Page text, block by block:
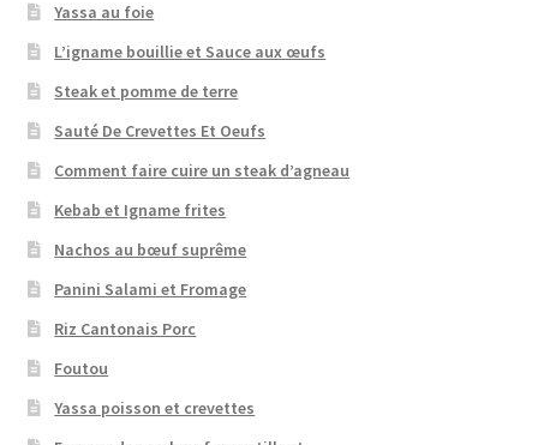
Yassa au foie
L’igname bouillie et Sauce aux œufs
Steak et pomme de terre
Sauté De Crevettes Et Oeufs
Comment faire cuire un steak d’agneau
Kebab et Igname frites
Nachos au bœuf suprême
Panini Salami et Fromage
Riz Cantonais Porc
Foutou
Yassa poisson et crevettes